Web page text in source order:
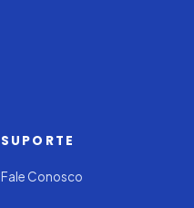
SUPORTE
Fale Conosco